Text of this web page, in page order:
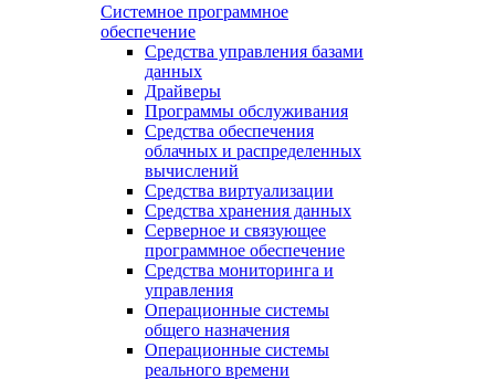
Системное программное
обеспечение
Средства управления базами
данных
Драйверы
Программы обслуживания
Средства обеспечения
облачных и распределенных
вычислений
Средства виртуализации
Средства хранения данных
Серверное и связующее
программное обеспечение
Средства мониторинга и
управления
Операционные системы
общего назначения
Операционные системы
реального времени